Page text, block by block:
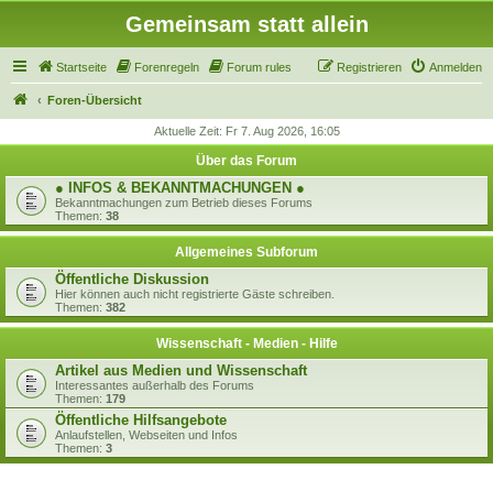
Gemeinsam statt allein
Startseite Forenregeln Forum rules Anmelden
Registrieren
Foren-Übersicht
Aktuelle Zeit: Fr 7. Aug 2026, 16:05
Über das Forum
● INFOS & BEKANNTMACHUNGEN ●
Bekanntmachungen zum Betrieb dieses Forums
Themen: 38
Allgemeines Subforum
Öffentliche Diskussion
Hier können auch nicht registrierte Gäste schreiben.
Themen: 382
Wissenschaft - Medien - Hilfe
Artikel aus Medien und Wissenschaft
Interessantes außerhalb des Forums
Themen: 179
Öffentliche Hilfsangebote
Anlaufstellen, Webseiten und Infos
Themen: 3